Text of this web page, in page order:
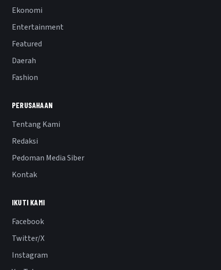
Ekonomi
Entertainment
Featured
Daerah
Fashion
PERUSAHAAN
Tentang Kami
Redaksi
Pedoman Media Siber
Kontak
IKUTI KAMI
Facebook
Twitter/X
Instagram